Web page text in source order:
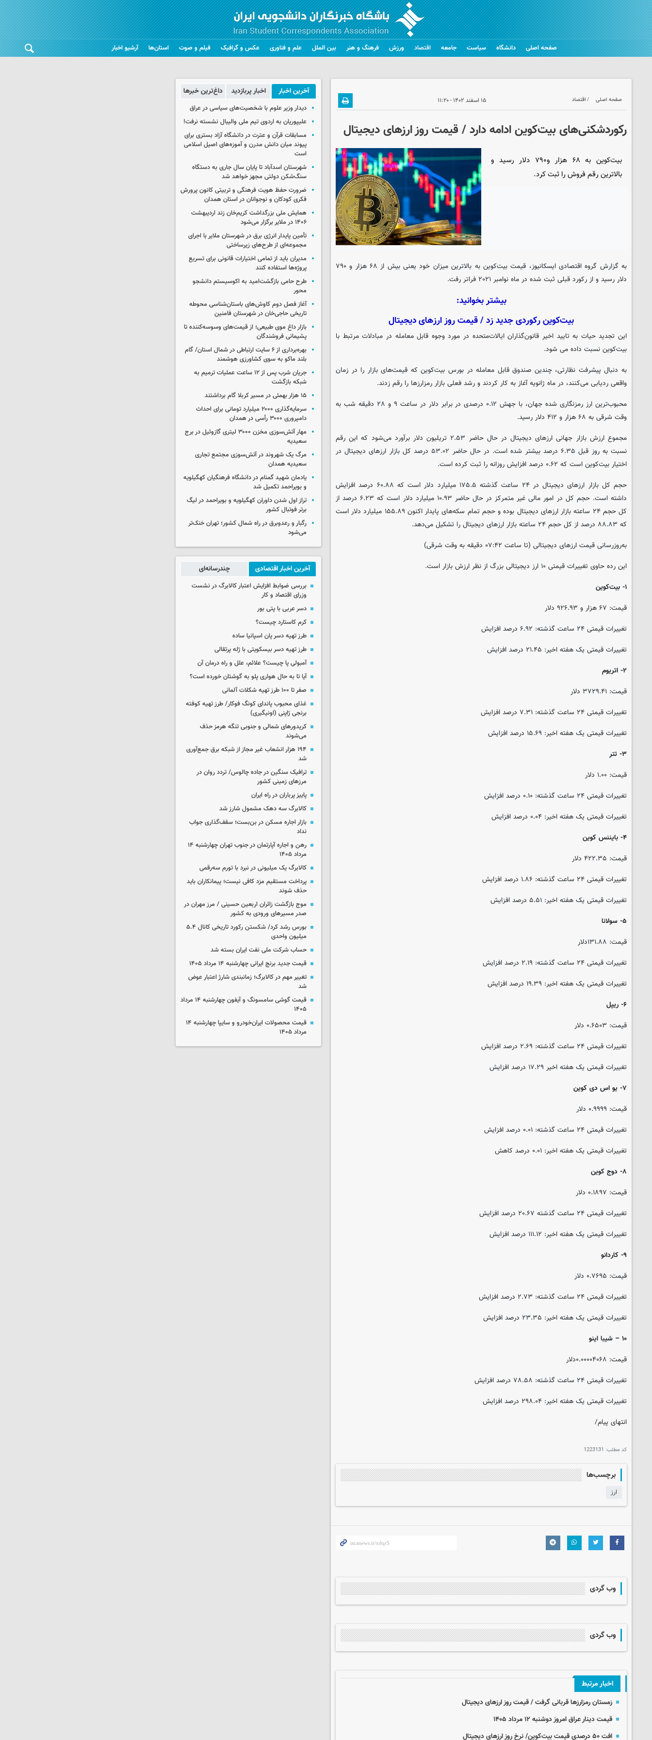
صفحه اصلی دانشگاه سیاست جامعه اقتصاد ورزش فرهنگ و هنر بین الملل علم و فناوری عکس و گرافیک فیلم و صوت استان‌ها آرشیو اخبار
صفحه اصلی اقتصاد ۱۵ اسفند ۱۴۰۲ - ۱۱:۲۰
رکوردشکنی‌های بیت‌کوین ادامه دارد / قیمت روز ارزهای دیجیتال
بیت‌کوین به ۶۸ هزار و۷۹۰ دلار رسید و
بالاترین رقم فروش را ثبت کرد.
به گزارش گروه اقتصادیایسکانیوز
، قیمت بیت‌کوین به بالاترین میزان خود یعنی بیش از ۶۸ هزار و ۷۹۰
دلار رسید و از رکورد قبلی ثبت شده در ماه نوامبر ۲۰۲۱ فراتر رفت.
بیشتر بخوانید:
بیت‌کوین رکوردی جدید زد / قیمت روز ارزهای دیجیتال
این تجدید حیات به تایید اخیر قانون‌گذاران ایالات‌متحده در مورد وجوه قابل معامله در مبادلات مرتبط با
بیت‌کوین نسبت داده می شود.
به دنبال پیشرفت نظارتی، چندین صندوق قابل معامله در بورس بیت‌کوین که قیمت‌های بازار را در زمان
واقعی ردیابی می‌کنند، در ماه ژانویه آغاز به کار کردند و رشد فعلی بازار رمزارزها را رقم زدند.
محبوب‌ترین ارز رمزنگاری شده جهان، با جهش ۰.۱۲ درصدی در برابر دلار در ساعت ۹ و ۲۸ دقیقه شب به
وقت شرقی به ۶۸ هزار و ۴۱۲ دلار رسید.
مجموع ارزش بازار جهانی ارزهای دیجیتال در حال حاضر ۲.۵۳ تریلیون دلار برآورد می‌شود که این رقم
نسبت به روز قبل ۶.۳۵ درصد بیشتر شده است. در حال حاضر ۵۳.۰۲ درصد کل بازار ارزهای دیجیتال در
اختیار بیت‌کوین است که ۰.۶۲ درصد افزایش روزانه را ثبت کرده است.
حجم کل بازار ارزهای دیجیتال در ۲۴ ساعت گذشته ۱۷۵.۵ میلیارد دلار است که ۶۰.۸۸ درصد افزایش
داشته است. حجم کل در امور مالی غیر متمرکز در حال حاضر ۱۰.۹۳ میلیارد دلار است که ۶.۲۳ درصد از
کل حجم ۲۴ ساعته بازار ارزهای دیجیتال بوده و حجم تمام سکه‌های پایدار اکنون ۱۵۵.۸۹ میلیارد دلار است
که ۸۸.۸۳ درصد از کل حجم ۲۴ ساعته بازار ارزهای دیجیتال را تشکیل می‌دهد.
به‌روزرسانی قیمت ارزهای دیجیتالی (تا ساعت ۰۷:۴۲ دقیقه به وقت شرقی)
این رده حاوی تغییرات قیمتی ۱۰ ارز دیجیتالی بزرگ از نظر ارزش بازار است.
۱- بیت‌کوین
قیمت: ۶۷ هزار و ۹۲۶.۹۳ دلار
تغییرات قیمتی ۲۴ ساعت گذشته: ۶.۹۲ درصد افزایش
تغییرات قیمتی یک هفته اخیر: ۲۱.۴۵ درصد افزایش
۲- اتریوم
قیمت: ۳۷۲۹.۴۱ دلار
تغییرات قیمتی ۲۴ ساعت گذشته: ۷.۳۱ درصد افزایش
تغییرات قیمتی یک هفته اخیر: ۱۵.۶۹ درصد افزایش
۳- تتر
قیمت: ۱.۰۰ دلار
تغییرات قیمتی ۲۴ ساعت گذشته: ۰.۱۰ درصد افزایش
تغییرات قیمتی یک هفته اخیر: ۰.۰۴ درصد افزایش
۴- بایننس کوین
قیمت: ۴۲۲.۳۵ دلار
تغییرات قیمتی ۲۴ ساعت گذشته: ۱.۸۶ درصد افزایش
تغییرات قیمتی یک هفته اخیر: ۵.۵۱ درصد افزایش
۵- سولانا
قیمت: ۱۳۱.۸۸دلار
تغییرات قیمتی ۲۴ ساعت گذشته: ۲.۱۹ درصد افزایش
تغییرات قیمتی یک هفته اخیر: ۱۹.۳۹ درصد افزایش
۶- ریپل
قیمت: ۰.۶۵۰۳ دلار
تغییرات قیمتی ۲۴ ساعت گذشته: ۲.۶۹ درصد افزایش
تغییرات قیمتی یک هفته اخیر ۱۷.۲۹ درصد افزایش
۷- یو اس دی کوین
قیمت: ۰.۹۹۹۹ دلار
تغییرات قیمتی ۲۴ ساعت گذشته: ۰.۰۱ درصد افزایش
تغییرات قیمتی یک هفته اخیر: ۰.۰۱ درصد کاهش
۸- دوج کوین
قیمت: ۰.۱۸۹۷ دلار
تغییرات قیمتی ۲۴ ساعت گذشته ۲۰.۶۷ درصد افزایش
تغییرات قیمتی یک هفته اخیر: ۱۱۱.۱۲ درصد افزایش
۹- کاردانو
قیمت: ۰.۷۶۹۵ دلار
تغییرات قیمتی ۲۴ ساعت گذشته: ۲.۷۳ درصد افزایش
تغییرات قیمتی یک هفته اخیر: ۲۳.۳۵ درصد افزایش
۱۰ – شیبا اینو
قیمت: ۰.۰۰۰۰۴۰۶۸دلار
تغییرات قیمتی ۲۴ ساعت گذشته: ۷۸.۵۸ درصد افزایش
تغییرات قیمتی یک هفته اخیر: ۲۹۸.۰۴ درصد افزایش
انتهای پیام/
کد مطلب: 1223131
برچسب‌ها
ارز
وب گردی
وب گردی
اخبار مرتبط
زمستان رمزارزها قربانی گرفت / قیمت روز ارزهای دیجیتال
قیمت دینار عراق امروز دوشنبه ۱۲ مرداد ۱۴۰۵
افت ۵۰ درصدی قیمت بیت‌کوین/ نرخ روز ارزهای دیجیتال
آخرین اخبار اخبار پربازدید داغ‌ترین خبرها
دیدار وزیر علوم با شخصیت‌های سیاسی در عراق
علیپوریان به اردوی تیم ملی والیبال نشسته نرفت!
مسابقات قرآن و عترت در دانشگاه آزاد بستری برای
پیوند میان دانش مدرن و آموزه‌های اصیل اسلامی
است
شهرستان اسدآباد تا پایان سال جاری به دستگاه
سنگ‌شکن دولتی مجهز خواهد شد
ضرورت حفظ هویت فرهنگی و تربیتی کانون پرورش
فکری کودکان و نوجوانان در استان همدان
همایش ملی بزرگداشت کریم‌خان زند اردیبهشت
۱۴۰۶ در ملایر برگزار می‌شود
تأمین پایدار انرژی برق در شهرستان ملایر با اجرای
مجموعه‌ای از طرح‌های زیرساختی
مدیران باید از تمامی اختیارات قانونی برای تسریع
پروژه‌ها استفاده کنند
طرح حامی بازگشت‌امید به اکوسیستم دانشجو
محور
آغاز فصل دوم کاوش‌های باستان‌شناسی محوطه
تاریخی حاجی‌خان در شهرستان فامنین
بازار داغ موی طبیعی؛ از قیمت‌های وسوسه‌کننده تا
پشیمانی فروشندگان
بهره‌برداری از ۶ سایت ارتباطی در شمال استان/ گام
بلند ماکو به سوی کشاورزی هوشمند
جریان شرب پس از ۱۲ ساعت عملیات ترمیم به
شبکه بازگشت
۱۵ هزار بهمئی در مسیر کربلا گام برداشتند
سرمایه‌گذاری ۲۰۰۰ میلیارد تومانی برای احداث
دامپروری ۳۰۰۰ رأسی در همدان
مهار آتش‌سوزی مخزن ۳۰۰۰ لیتری گازوئیل در برج
سعیدیه
مرگ یک شهروند در آتش‌سوزی مجتمع تجاری
سعیدیه همدان
یادمان شهید گمنام در دانشگاه فرهنگیان کهگیلویه
و بویراحمد تکمیل شد
تراز اول شدن داوران کهگیلویه و بویراحمد در لیگ
برتر فوتبال کشور
رگبار و رعدوبرق در راه شمال کشور؛ تهران خنک‌تر
می‌شود
آخرین اخبار اقتصادی چندرسانه‌ای
بررسی ضوابط افزایش اعتبار کالابرگ در نشست
وزرای اقتصاد و کار
دسر عربی با پتی بور
کرم کاستارد چیست؟
طرز تهیه دسر پان اسپانیا ساده
طرز تهیه دسر بیسکویتی با ژله پرتقالی
آمبولی پا چیست؟ علائم، علل و راه درمان آن
آیا تا به حال هواری پلو به گوشتان خورده است؟
صفر تا ۱۰۰ طرز تهیه شکلات آلمانی
غذای محبوب پاندای کونگ فوکار/ طرز تهیه کوفته
برنجی ژاپنی (اونیگیری)
کریدورهای شمالی و جنوبی تنگه هرمز حذف
می‌شوند
۱۹۴ هزار انشعاب غیر مجاز از شبکه برق جمع‌آوری
شد
ترافیک سنگین در جاده چالوس/ تردد روان در
مرزهای زمینی کشور
پاییز پرباران در راه ایران
کالابرگ سه دهک مشمول شارز شد
بازار اجاره مسکن در بن‌بست؛ سقف‌گذاری جواب
نداد
رهن و اجاره آپارتمان در جنوب تهران چهارشنبه ۱۴
مرداد ۱۴۰۵
کالابرگ یک میلیونی در نبرد با تورم سه‌رقمی
پرداخت مستقیم مزد کافی نیست؛ پیمانکاران باید
حذف شوند
موج بازگشت زائران اربعین حسینی / مرز مهران در
صدر مسیرهای ورودی به کشور
بورس رشد کرد/ شکستن رکورد تاریخی کانال ۵.۴
میلیون واحدی
حساب‌ شرکت ملی نفت ایران بسته شد
قیمت جدید برنج ایرانی چهارشنبه ۱۴ مرداد ۱۴۰۵
تغییر مهم در کالابرگ؛ زمانبندی‌ شارژ اعتبار عوض
شد
قیمت گوشی سامسونگ و آیفون چهارشنبه ۱۴ مرداد
۱۴۰۵
قیمت محصولات ایران‌خودرو و سایپا چهارشنبه ۱۴
مرداد ۱۴۰۵